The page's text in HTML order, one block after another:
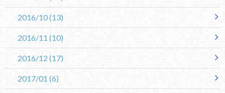
2016/10(13)
2016/11 (10)
2016/12 (17)
2017/01 (6)